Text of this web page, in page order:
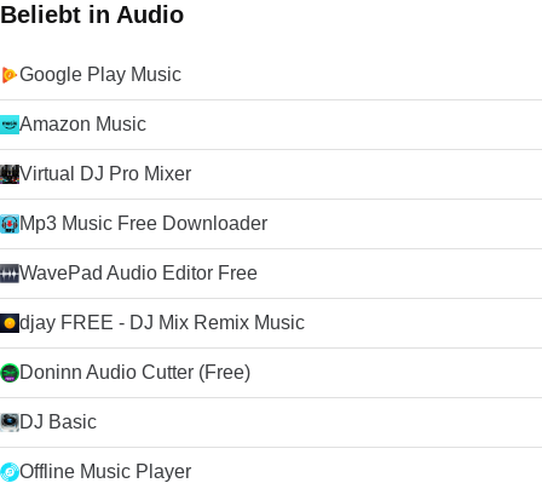
Beliebt in Audio
Google Play Music
Amazon Music
Virtual DJ Pro Mixer
Mp3 Music Free Downloader
WavePad Audio Editor Free
djay FREE - DJ Mix Remix Music
Doninn Audio Cutter (Free)
DJ Basic
Offline Music Player